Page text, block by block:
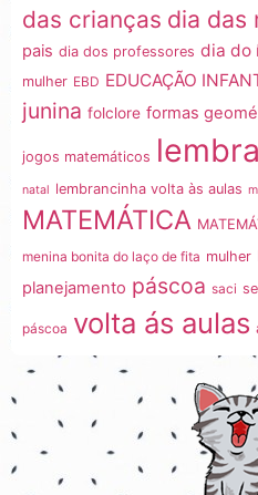
das crianças dia das
pais dia dos professores dia do
mulher EBD EDUCAÇÃO
junina folclore formas
jogos matemáticos
natal lembrancinha volta às aulas
MATEMÁTICA
menina bonita do laço de fita mulher
planejamento páscoa saci
páscoa volta ás aulas